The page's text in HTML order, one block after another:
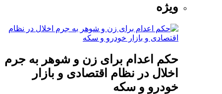
ویژه
حکم اعدام برای زن و شوهر به جرم
اخلال در نظام اقتصادی و بازار
خودرو و سکه